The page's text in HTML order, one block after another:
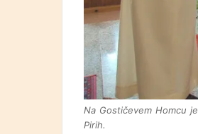
Na Gostičevem Homcu
Pirih.